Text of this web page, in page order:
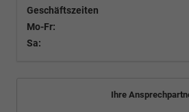
Geschäftszeiten
Mo-Fr:
Sa:
Ihre